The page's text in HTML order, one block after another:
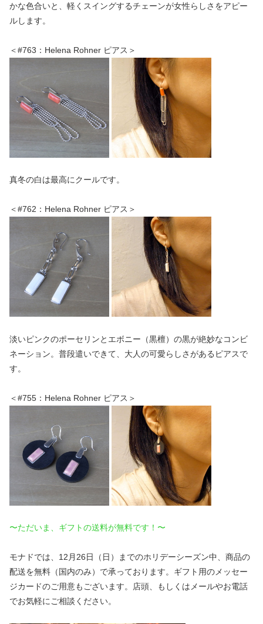
かな色合いと、軽くスイングするチェーンが女性らしさをアピー
ルします。
＜#763：Helena Rohner ピアス＞
真冬の白は最高にクールです。
＜#762：Helena Rohner ピアス＞
淡いピンクのポーセリンとエボニー（黒檀）の黒が絶妙なコンビ
ネーション。普段遣いできて、大人の可愛らしさがあるピアスで
す。
＜#755：Helena Rohner ピアス＞
〜ただいま、ギフトの送料が無料です！〜
モナドでは、12月26日（日）までのホリデーシーズン中、商品の
配送を無料（国内のみ）で承っております。ギフト用のメッセー
ジカードのご用意もございます。店頭、もしくはメールやお電話
でお気軽にご相談ください。